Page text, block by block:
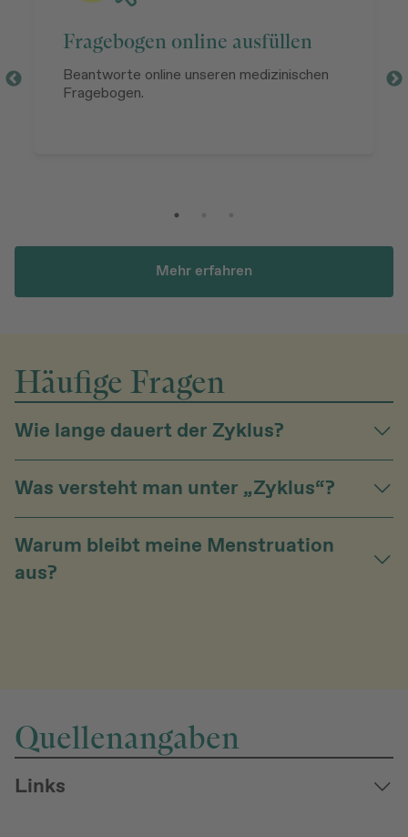
Fragebogen online ausfüllen
Beantworte online unseren medizinischen
Fragebogen.
Mehr erfahren
Häufige Fragen
Wie lange dauert der Zyklus?
Was versteht man unter „Zyklus“?
Warum bleibt meine Menstruation
aus?
Quellenangaben
Links